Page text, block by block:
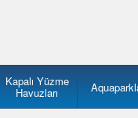
Kapalı Yüzme
Havuzları